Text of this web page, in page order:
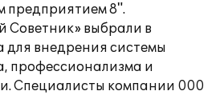
предприятием 8".
Советник» выбрали в
для внедрения системы
профессионализма и
Специалисты компании 000